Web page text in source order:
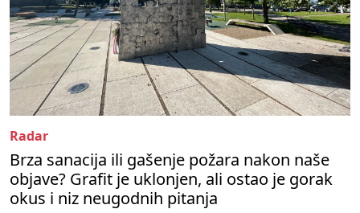
Radar
Brza sanacija ili gašenje požara nakon naše
objave? Grafit je uklonjen, ali ostao je gorak
okus i niz neugodnih pitanja